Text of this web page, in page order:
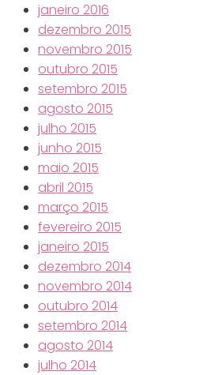
janeiro 2016
dezembro 2015
novembro 2015
outubro 2015
setembro 2015
agosto 2015
julho 2015
junho 2015
maio 2015
abril 2015
março 2015
fevereiro 2015
janeiro 2015
dezembro 2014
novembro 2014
outubro 2014
setembro 2014
agosto 2014
julho 2014